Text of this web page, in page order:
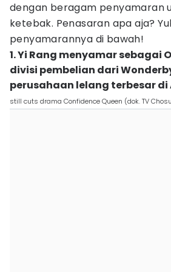
dengan beragam penyamaran
ketebak. Penasaran apa aja?
penyamarannya di bawah!
1. Yi Rang menyamar sebagai
divisi pembelian dari
perusahaan lelang terbesar di
still cuts drama Confidence Queen (dok. TV